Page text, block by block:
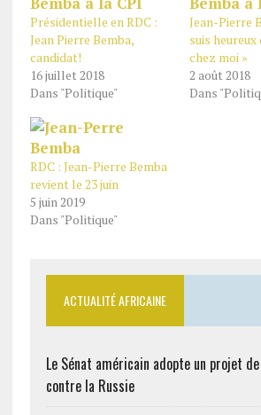
Présidentielle en RDC :
Jean Pierre Bemba,
candidat!
16 juillet 2018
Dans "Politique"
Jean-Pierre
suis
chez moi »
2 août 2018
Dans
RDC : Jean-Pierre Bemba
revient le 23 juin
5 juin 2019
Dans "Politique"
ACTUALITÉ AFRICAINE
Le Sénat américain adopte un projet
contre la Russie